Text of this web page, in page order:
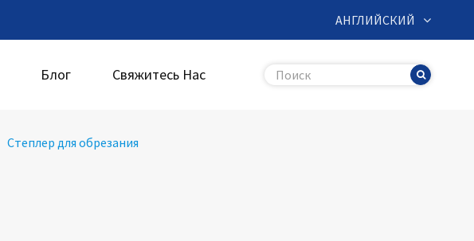
АНГЛИЙСКИЙ
Блог Свяжитесь Нас
Степлер для обрезания